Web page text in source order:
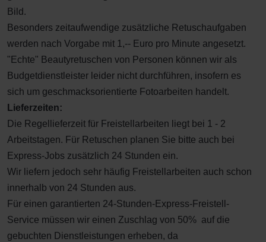
Bild.
Besonders zeitaufwendige zusätzliche Retuschaufgaben
werden nach Vorgabe mit 1,-- Euro pro Minute angesetzt.
"Echte" Beautyretuschen von Personen können wir als
Budgetdienstleister leider nicht durchführen, insofern es
sich um geschmacksorientierte Fotoarbeiten handelt.
Lieferzeiten:
Die Regellieferzeit für Freistellarbeiten liegt bei 1 - 2
Arbeitstagen. Für Retuschen planen Sie bitte auch bei
Express-Jobs zusätzlich 24 Stunden ein.
Wir liefern jedoch sehr häufig Freistellarbeiten auch schon
innerhalb von 24 Stunden aus.
Für einen garantierten 24-Stunden-Express-Freistell-
Service müssen wir einen Zuschlag von 50% auf die
gebuchten Dienstleistungen erheben, da